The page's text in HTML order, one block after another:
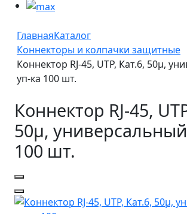
ГлавнаяКаталог
Коннекторы и колпачки защитные
Коннектор RJ-45, UTP, Кат.6, 50µ,
уп-ка 100 шт.
Коннектор RJ-45,
50µ,
100 шт.